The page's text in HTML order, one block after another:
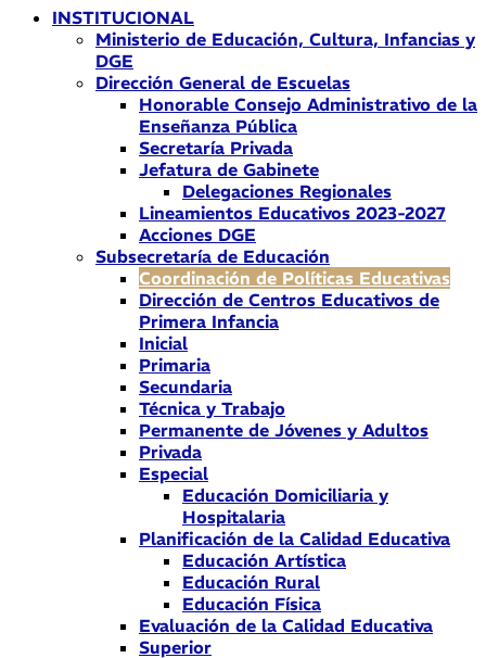
INSTITUCIONAL
Ministerio de Educación, Cultura, Infancias y
DGE
Dirección General de Escuelas
Honorable Consejo Administrativo de la
Enseñanza Pública
Secretaría Privada
Jefatura de Gabinete
Delegaciones Regionales
Lineamientos Educativos 2023-2027
Acciones DGE
Subsecretaría de Educación
Coordinación de Políticas Educativas
Dirección de Centros Educativos de
Primera Infancia
Inicial
Primaria
Secundaria
Técnica y Trabajo
Permanente de Jóvenes y Adultos
Privada
Especial
Educación Domiciliaria y
Hospitalaria
Planificación de la Calidad Educativa
Educación Artística
Educación Rural
Educación Física
Evaluación de la Calidad Educativa
Superior